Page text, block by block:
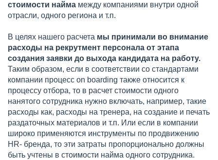
стоимости найма между компаниями внутри одной
отрасли, одного региона и т.п.
В целях нашего расчета мы принимали во внимание
расходы на рекрутмент персонала от этапа
создания заявки до выхода кандидата на работу.
Таким образом, если в соответствии со стандартами
компании процесс on boarding также относится к
процессу отбора, то в расчет стоимости одного
нанятого сотрудника нужно включать, например, такие
расходы как, расходы на тренера, на создание и печать
раздаточных материалов и т.п. Или если в компании
широко применяются инструменты по продвижению
HR- бренда, то эти затраты пропорционально должны
быть учтены в стоимости найма одного сотрудника.